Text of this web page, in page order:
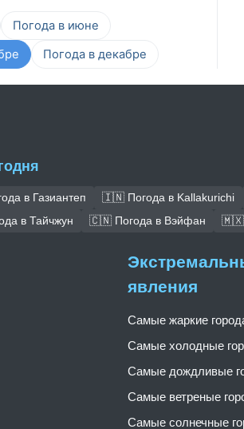
Погода в июне
Погода в декабре
в Газиантеп 🇮🇳 Погода в Kallakurichi
в Тайчжун 🇨🇳 Погода в Вэйфан 🇲🇽
явления
Самые жаркие
Самые холодные
Самые дождливые
Самые ветреные
Самые солнечные